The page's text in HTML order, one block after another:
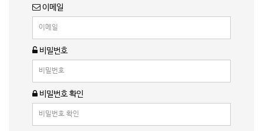
이메일
비밀번호
비밀번호 확인